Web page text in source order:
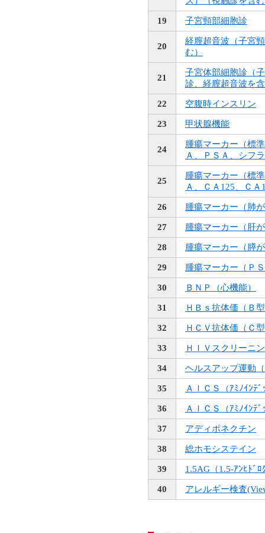
19 子宮頸部細胞診
20
経膣超音波（子宮
む）
21
子宮体部細胞診（
診、経膣超音波を
22 空腹時インスリン
23 甲状腺機能
24
腫瘍マーカー（標
Ａ、ＰＳＡ、シフ
25
腫瘍マーカー（標
Ａ、ＣＡ125、ＣＡ
26 腫瘍マーカー（肺
27 腫瘍マーカー（肝
28 腫瘍マーカー（膵
29 腫瘍マーカー（Ｐ
30 ＢＮＰ（心機能）
31 ＨＢｓ抗体価（Ｂ
32 ＨＣＶ抗体価（Ｃ
33 ＨＩＶスクリーニ
34 ヘルスアップ運動
35 ＡＩＣＳ（ｱﾐﾉｲﾝﾃ
36 ＡＩＣＳ（ｱﾐﾉｲﾝﾃ
37 アディポネクチン
38 総ホモシステイン
39 1.5AG（1.5-ｱﾝﾋﾄﾞﾛ
40 アレルギー検査